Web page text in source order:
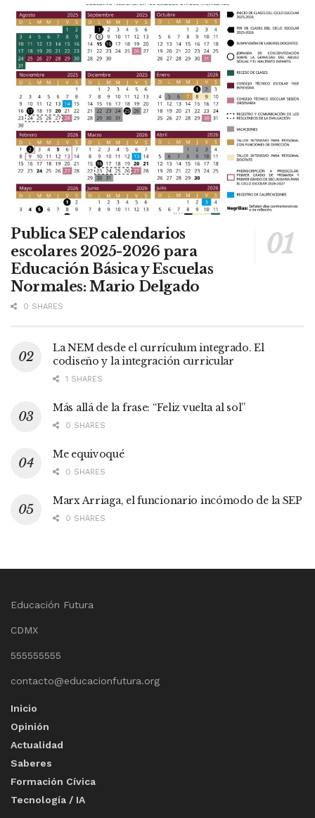
Publica SEP calendarios
escolares 2025-2026 para
Educación Básica y Escuelas
Normales: Mario Delgado
0 SHARES
La NEM desde el currículum integrado. El
codiseño y la integración curricular
1 SHARES
Más allá de la frase: “Feliz vuelta al sol”
0 SHARES
Me equivoqué
0 SHARES
Marx Arriaga, el funcionario incómodo de la SEP
0 SHARES
Educación Futura
CDMX
555555555
contacto@educacionfutura.org
Inicio
Opinión
Actualidad
Saberes
Formación Cívica
Tecnología / IA